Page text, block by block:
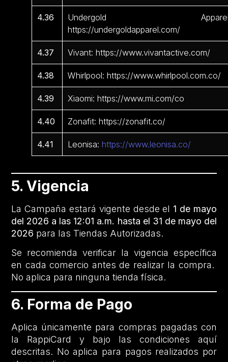
4.36
Undergold
https://undergoldapparel.com/
4.37 Vivant: https://www.vivantactive.com/
4.38 Whirlpool: https://www.whirlpool.com.co/
4.39 Xiaomi: https://www.mi.com/co
4.40 Zonafit: https://zonafit.co/
4.41 Leonisa:https://www.leonisa.co/
5. Vigencia
La Campaña estará vigente desde el 1 de mayo
del 2026 a las 12:01 a.m. hasta el 31 de mayo del
2026 para las Tiendas Autorizadas.
Se recomienda verificar la vigencia específica
en cada comercio antes de realizar la compra.
No aplica para ninguna tienda física.
6. Forma de Pago
Aplica únicamente para compras pagadas con
la RappiCard y bajo las condiciones aquí
descritas. No aplica para pagos realizados por